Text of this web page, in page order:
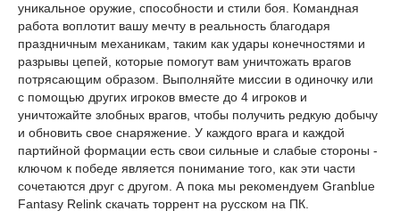
уникальное оружие, способности и стили боя. Командная
работа воплотит вашу мечту в реальность благодаря
праздничным механикам, таким как удары конечностями и
разрывы цепей, которые помогут вам уничтожать врагов
потрясающим образом. Выполняйте миссии в одиночку или
с помощью других игроков вместе до 4 игроков и
уничтожайте злобных врагов, чтобы получить редкую добычу
и обновить свое снаряжение. У каждого врага и каждой
партийной формации есть свои сильные и слабые стороны -
ключом к победе является понимание того, как эти части
сочетаются друг с другом. А пока мы рекомендуем Granblue
Fantasy Relink скачать торрент на русском на ПК.